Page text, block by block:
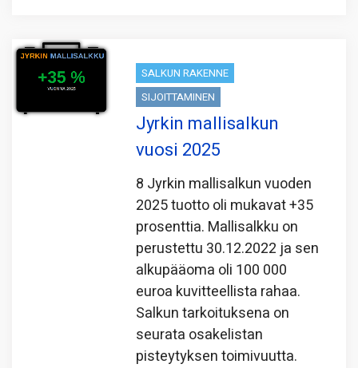
SALKUN RAKENNE
SIJOITTAMINEN
Jyrkin mallisalkun
vuosi 2025
8 Jyrkin mallisalkun vuoden
2025 tuotto oli mukavat +35
prosenttia. Mallisalkku on
perustettu 30.12.2022 ja sen
alkupääoma oli 100 000
euroa kuvitteellista rahaa.
Salkun tarkoituksena on
seurata osakelistan
pisteytyk­sen toimivuutta.